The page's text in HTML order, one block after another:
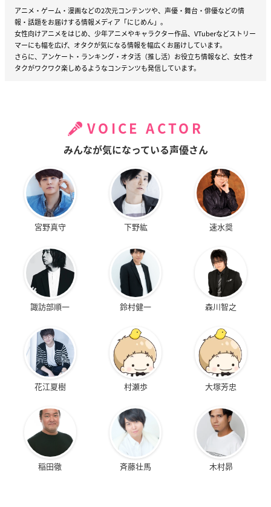
アニメ・ゲーム・漫画などの2次元コンテンツや、声優・舞台・俳優などの情
報・話題をお届けする情報メディア「にじめん」。
女性向けアニメをはじめ、少年アニメやキャラクター作品、VTuberなどストリー
マーにも幅を広げ、オタクが気になる情報を幅広くお届けしています。
さらに、アンケート・ランキング・オタ活（推し活）お役立ち情報など、女性オ
タクがワクワク楽しめるようなコンテンツも発信しています。
VOICE ACTOR
みんなが気になっている声優さん
宮野真守 下野紘 速水奨
諏訪部順一 鈴村健一 森川智之
花江夏樹 村瀬歩 大塚芳忠
稲田徹 斉藤壮馬 木村昴